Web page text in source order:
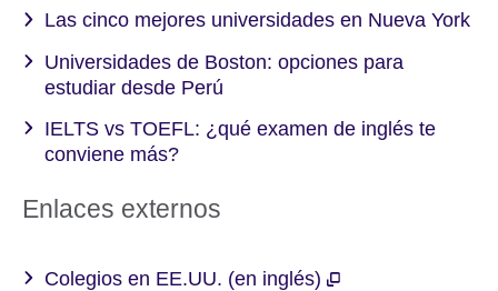
Las cinco mejores universidades en Nueva York
Universidades de Boston: opciones para
estudiar desde Perú
IELTS vs TOEFL: ¿qué examen de inglés te
conviene más?
Enlaces externos
Colegios en EE.UU. (en inglés)